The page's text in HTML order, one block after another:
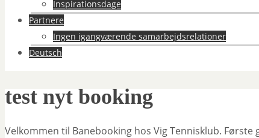
Inspirationsdage
Partnere
Ingen igangværende samarbejdsrelationer
Deutsch
test nyt booking
Velkommen til Banebooking hos Vig Tennisklub.